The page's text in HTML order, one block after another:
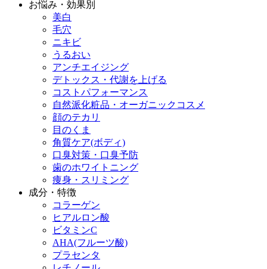
お悩み・効果別
美白
毛穴
ニキビ
うるおい
アンチエイジング
デトックス・代謝を上げる
コストパフォーマンス
自然派化粧品・オーガニックコスメ
顔のテカリ
目のくま
角質ケア(ボディ)
口臭対策・口臭予防
歯のホワイトニング
痩身・スリミング
成分・特徴
コラーゲン
ヒアルロン酸
ビタミンC
AHA(フルーツ酸)
プラセンタ